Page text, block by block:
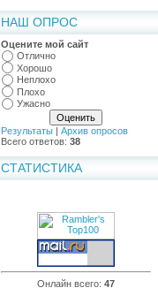
НАШ ОПРОС
Оцените мой сайт
Отлично
Хорошо
Неплохо
Плохо
Ужасно
Результаты | Архив опросов
Всего ответов: 38
СТАТИСТИКА
Онлайн всего: 47